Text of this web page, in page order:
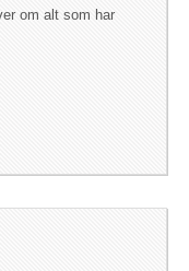
om alt som har